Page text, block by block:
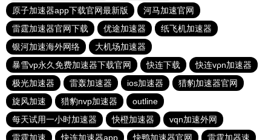
原子加速器app下载官网最新版
河马加速官网
雷霆加速器官网下载
优途加速器
纸飞机加速器
银河加速海外网络
大机场加速器
暴雪vp永久免费加速器下载官网
快连下载
快连vρn加速器
极光加速器
雷轰加速器 ios加速器
猎豹加速器官网
旋风加速
猎豹nvp加速器
outline
每天试用一小时加速器
快橙加速器
vqn加速外网
雷霆加速
快连加速器app 快鸭加速器官网 雷霆加器速